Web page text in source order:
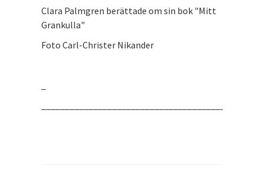
Clara Palmgren berättade om sin bok "Mitt
Grankulla"
Foto Carl-Christer Nikander